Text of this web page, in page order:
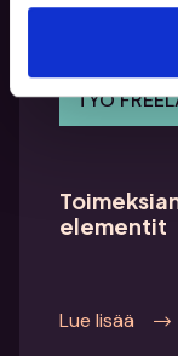
TYÖ
elementit
Lue lisää